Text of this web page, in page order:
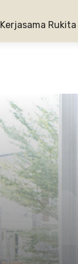
Kerjasama Rukita